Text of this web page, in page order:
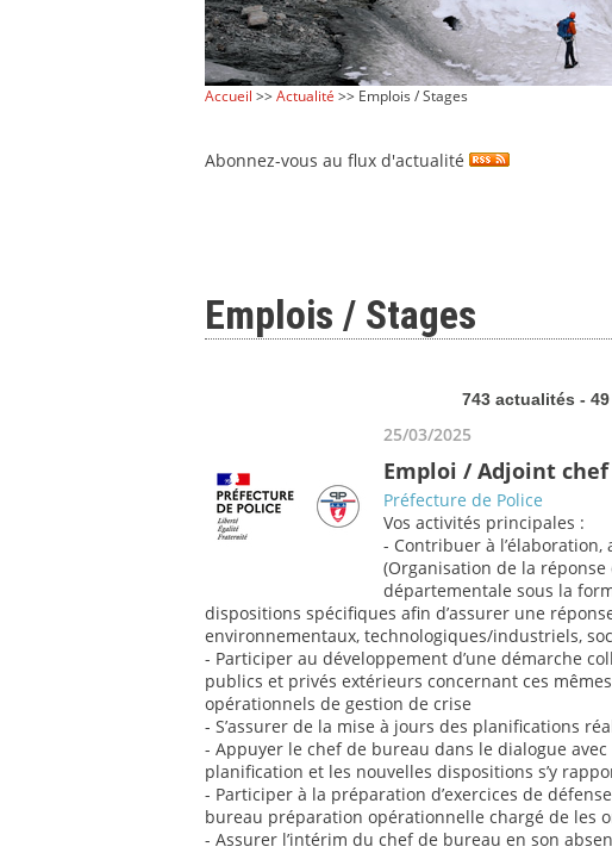
Accueil >>Actualité >> Emplois / Stages
Abonnez-vous au flux d'actualité
Emplois / Stages
743 actualités -
25/03/2025
Emploi / Adjoint
Préfecture de Police
Vos activités principales :
- Contribuer à l’élaboration,
(Organisation de la réponse
départementale sous la
dispositions spécifiques afin d’assurer une
environnementaux, technologiques/industriels,
- Participer au développement d’une démarche
publics et privés extérieurs concernant ces
opérationnels de gestion de crise
- S’assurer de la mise à jours des planifications
- Appuyer le chef de bureau dans le dialogue avec
planification et les nouvelles dispositions s’y
- Participer à la préparation d’exercices de
bureau préparation opérationnelle chargé de les
- Assurer l’intérim du chef de bureau en son